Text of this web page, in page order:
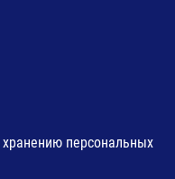
персональных